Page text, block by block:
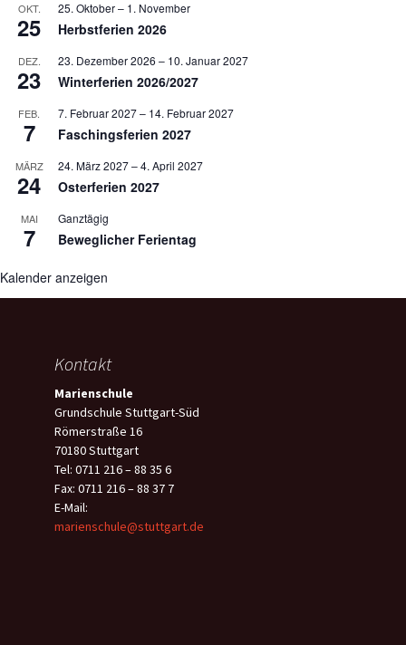
OKT.
25
25. Oktober– 1. November
Herbstferien 2026
DEZ.
23
23. Dezember 2026 – 10. Januar 2027
Winterferien 2026/2027
FEB.
7
7. Februar 2027– 14. Februar 2027
Faschingsferien 2027
MÄRZ
24
24. März 2027–4. April 2027
Osterferien 2027
MAI
7
Ganztägig
Beweglicher Ferientag
Kalender anzeigen
Kontakt
Marienschule
Grundschule Stuttgart-Süd
Römerstraße 16
70180 Stuttgart
Tel: 0711 216 – 88 35 6
Fax: 0711 216 – 88 37 7
E-Mail:
marienschule@stuttgart.de